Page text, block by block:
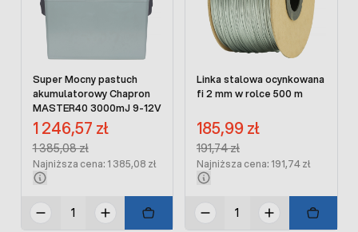
Super Mocny pastuch
akumulatorowy Chapron
MASTER40 3000mJ 9-12V
Cena promocyjna:
1 246,57 zł
Regular Price:
1 385,08 zł
Najniższa cena: 1 385,08 zł
Linka stalowa ocynkowana
fi 2 mm w rolce 500 m
Cena promocyjna:
185,99 zł
Regular Price:
191,74 zł
Najniższa cena: 191,74 zł